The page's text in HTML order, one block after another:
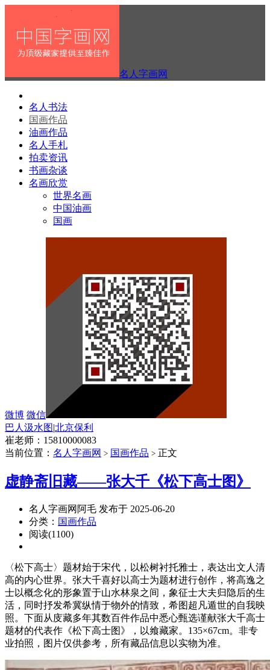
名人字画网
名人书法
国画作品
油画作品
名人手札
拍卖资讯
书画杂谈
名画欣赏
世界名画
中国油画
国画
微博 微信
巴人汲水图|北京保利
崔老师：15810000083
当前位置： 名人字画网 > 国画作品 > 正文
虚静斋旧藏——张大千《松下高士图》
名人字画网阿毛 发布于 2025-06-20
分类： 国画作品
阅读(1100)
〈松下高士〉题材始于宋代，以松树衬托雅士，表达出文人清
高的内心世界。张大千喜好以高士为题材进行创作，将高逸之
士以概念化的形象置于山水林泉之间，象征士大夫归隐后的生
活，同时抒发希冀纵情于物外的情致，希图超凡遁世的自我映
照。下面从庋藏多年其数百件作品中悉心甄选谨献张大千高士
题材的代表作《松下高士图》，以飨藏家。135×67cm。非专
业拍照，图片仅供参考，所有藏品信息以实物为准。